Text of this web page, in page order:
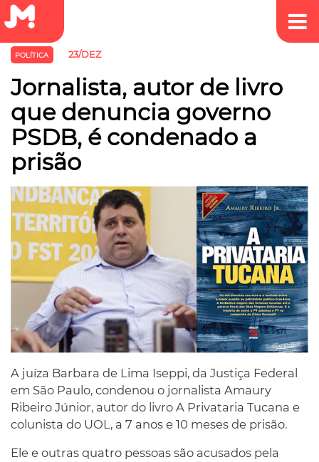
POLÍTICA 23/DEZ
Jornalista, autor de livro
que denuncia governo
PSDB, é condenado a
prisão
A juíza Barbara de Lima Iseppi, da Justiça Federal
em São Paulo, condenou o jornalista Amaury
Ribeiro Júnior, autor do livro A Privataria Tucana e
colunista do UOL, a 7 anos e 10 meses de prisão.
Ele e outras quatro pessoas são acusados pela